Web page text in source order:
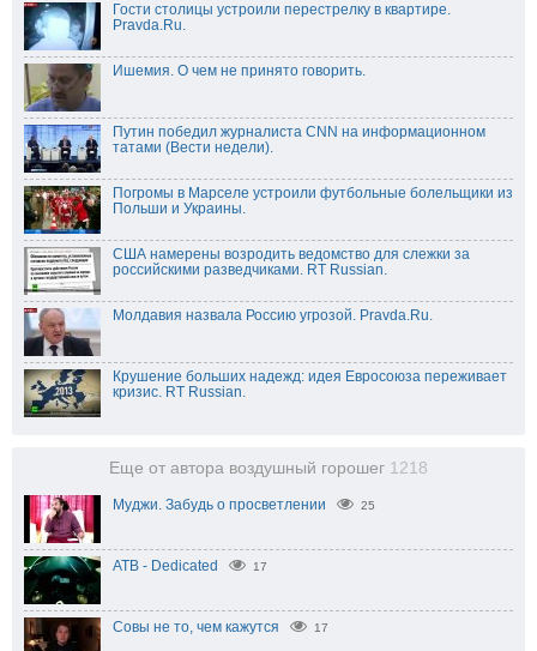
Гости столицы устроили перестрелку в квартире.
Pravda.Ru.
Ишемия. О чем не принято говорить.
Путин победил журналиста CNN на информационном
татами (Вести недели).
Погромы в Марселе устроили футбольные болельщики из
Польши и Украины.
США намерены возродить ведомство для слежки за
российскими разведчиками. RT Russian.
Молдавия назвала Россию угрозой. Pravda.Ru.
Крушение больших надежд: идея Евросоюза переживает
кризис. RT Russian.
Еще от автора воздушный горошег 1218
Муджи. Забудь о просветлении 25
ATB - Dedicated 17
Совы не то, чем кажутся 17